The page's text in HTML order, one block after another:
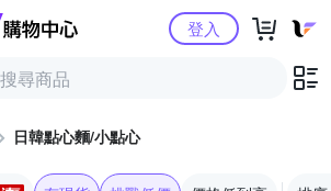
Yahoo購物中心登入
日韓點心麵/小點心